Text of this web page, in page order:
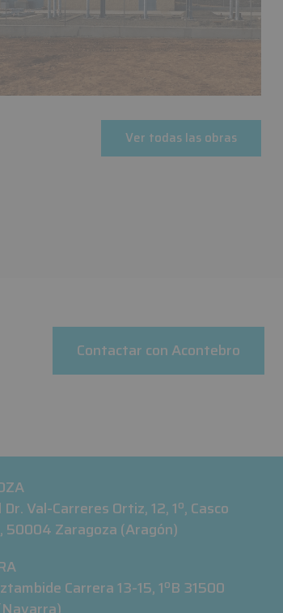
Ver todas las obras
Contactar con Acontebro
Dr. Val-Carreres Ortiz, 12, 1º, Casco
50004 Zaragoza (Aragón)
Carrera 13-15, 1ºB 31500